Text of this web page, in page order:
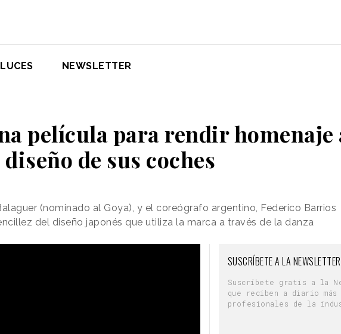
NEWSLETTER
película para rendir homenaje
diseño de sus coches
(nominado al Goya), y el coreógrafo argentino, Federico Barrios
del diseño japonés que utiliza la marca a través de la danza
SUSCRÍBETE A LA
Suscríbete gratis a la
que reciben a diario más
profesionales de la